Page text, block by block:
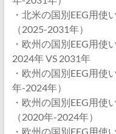
・北米の国別EEG用使
（2025-2031年）
・欧州の国別EEG用使
2024年 VS 2031年
・欧州の国別EEG用
年-2024年）
・欧州の国別EEG用使
（2020年-2024年）
・欧州の国別EEG用使